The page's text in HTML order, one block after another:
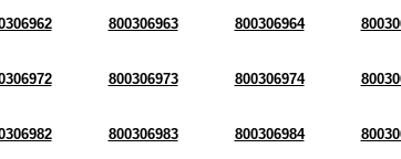
800306963 800306964
800306973 800306974
800306983 800306984